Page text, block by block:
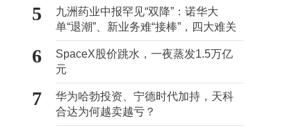
5
九洲药业中报罕见“双降”：诺华大
单“退潮”、新业务难“接棒”，四大难关
待闯
6
SpaceX股价跳水，一夜蒸发1.5万亿
元
7
华为哈勃投资、宁德时代加持，天科
合达为何越卖越亏？